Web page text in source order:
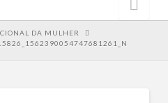
DA MULHER